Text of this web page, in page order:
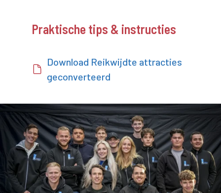
Praktische tips & instructies
Download Reikwijdte attracties
geconverteerd